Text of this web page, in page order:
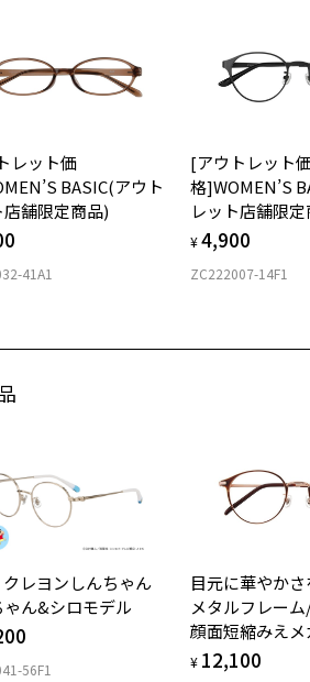
レット価
BASIC(アウト
店舗限定商品)
41A1
[アウトレット
格]WOMEN’S
レット店舗限
¥4,900
ZC222007-14F1
レヨンしんちゃん
ゃん&シロモデル
56F1
目元に華やか
メタルフレー
顔面短縮みえ
¥ 12,100